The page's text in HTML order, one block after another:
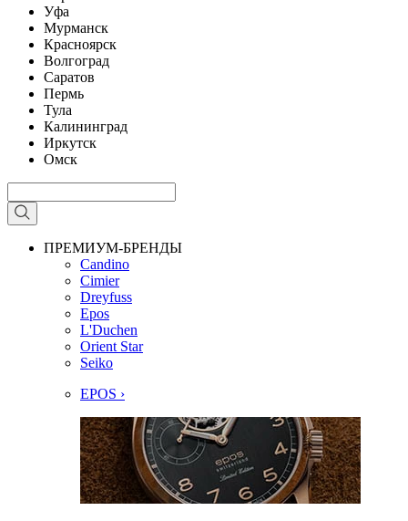
Уфа
Мурманск
Красноярск
Волгоград
Саратов
Пермь
Тула
Калининград
Иркутск
Омск
ПРЕМИУМ-БРЕНДЫ
Candino
Cimier
Dreyfuss
Epos
L'Duchen
Orient Star
Seiko
EPOS ›